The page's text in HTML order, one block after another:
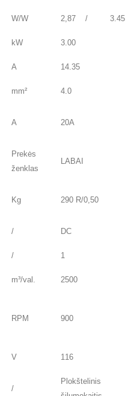
W/W 2,87 / 3.45
kW 3.00
A 14.35
mm² 4.0
A 20A
Prekės
ženklas
LABAI
Kg 290 R/0,50
/ DC
/ 1
m³/val. 2500
RPM 900
V 116
/
Plokštelinis